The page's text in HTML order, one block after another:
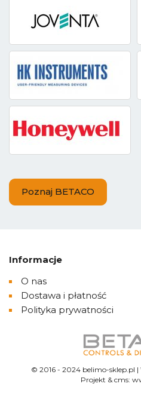
Poznaj BETACO
Informacje
O nas
Dostawa i płatność
Polityka prywatności
© 2016 - 2024 belimo-sklep.pl |
Projekt &cms: